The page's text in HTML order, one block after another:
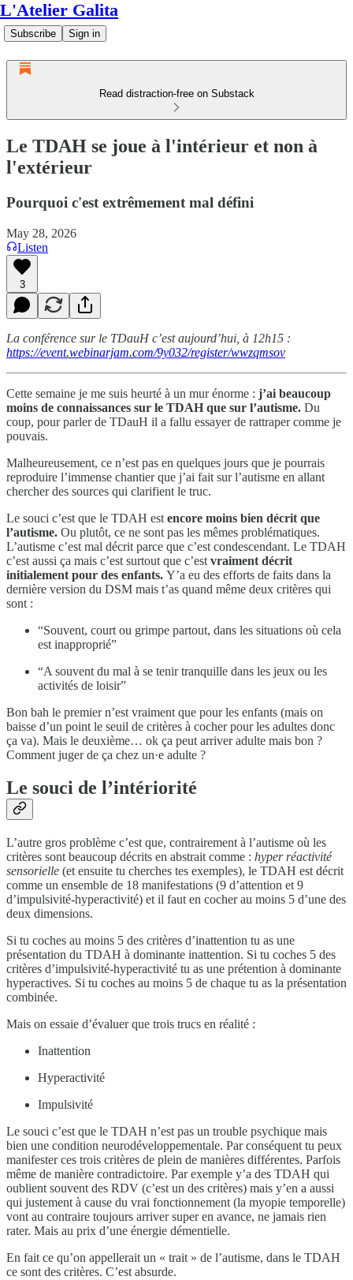
L'Atelier Galita
Subscribe Sign in
Read distraction-free on Substack
Le TDAH se joue à l'intérieur et non à
l'extérieur
Pourquoi c'est extrêmement mal défini
May 28, 2026
Listen
3
La conférence sur le TDauH c’est aujourd’hui, à 12h15 :
https://event.webinarjam.com/9y032/register/wwzqmsov
Cette semaine je me suis heurté à un mur énorme : j’ai beaucoup
moins de connaissances sur le TDAH que sur l’autisme. Du
coup, pour parler de TDauH il a fallu essayer de rattraper comme je
pouvais.
Malheureusement, ce n’est pas en quelques jours que je pourrais
reproduire l’immense chantier que j’ai fait sur l’autisme en allant
chercher des sources qui clarifient le truc.
Le souci c’est que le TDAH est encore moins bien décrit que
l’autisme. Ou plutôt, ce ne sont pas les mêmes problématiques.
L’autisme c’est mal décrit parce que c’est condescendant. Le TDAH
c’est aussi ça mais c’est surtout que c’est vraiment décrit
initialement pour des enfants. Y’a eu des efforts de faits dans la
dernière version du DSM mais t’as quand même deux critères qui
sont :
“Souvent, court ou grimpe partout, dans les situations où cela
est inapproprié”
“A souvent du mal à se tenir tranquille dans les jeux ou les
activités de loisir”
Bon bah le premier n’est vraiment que pour les enfants (mais on
baisse d’un point le seuil de critères à cocher pour les adultes donc
ça va). Mais le deuxième… ok ça peut arriver adulte mais bon ?
Comment juger de ça chez un·e adulte ?
Le souci de l’intériorité
L’autre gros problème c’est que, contrairement à l’autisme où les
critères sont beaucoup décrits en abstrait comme : hyper réactivité
sensorielle (et ensuite tu cherches tes exemples), le TDAH est décrit
comme un ensemble de 18 manifestations (9 d’attention et 9
d’impulsivité-hyperactivité) et il faut en cocher au moins 5 d’une des
deux dimensions.
Si tu coches au moins 5 des critères d’inattention tu as une
présentation du TDAH à dominante inattention. Si tu coches 5 des
critères d’impulsivité-hyperactivité tu as une prétention à dominante
hyperactives. Si tu coches au moins 5 de chaque tu as la présentation
combinée.
Mais on essaie d’évaluer que trois trucs en réalité :
Inattention
Hyperactivité
Impulsivité
Le souci c’est que le TDAH n’est pas un trouble psychique mais
bien une condition neurodéveloppementale. Par conséquent tu peux
manifester ces trois critères de plein de manières différentes. Parfois
même de manière contradictoire. Par exemple y’a des TDAH qui
oublient souvent des RDV (c’est un des critères) mais y’en a aussi
qui justement à cause du vrai fonctionnement (la myopie temporelle)
vont au contraire toujours arriver super en avance, ne jamais rien
rater. Mais au prix d’une énergie démentielle.
En fait ce qu’on appellerait un « trait » de l’autisme, dans le TDAH
ce sont des critères. C’est absurde.